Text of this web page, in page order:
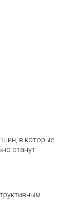
шин, в которые
станут